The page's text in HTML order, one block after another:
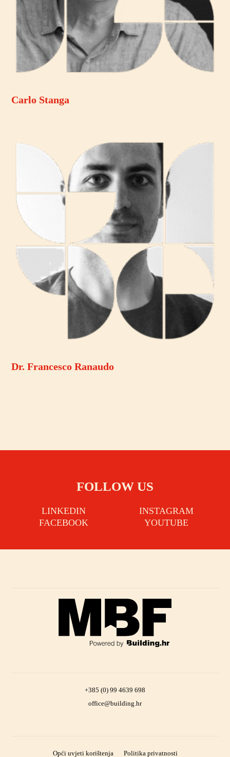
Carlo Stanga
Dr. Francesco Ranaudo
FOLLOW US
LINKEDIN
INSTAGRAM
FACEBOOK
YOUTUBE
+385 (0) 99 4639 698
office@building.hr
Opći uvjeti korištenja Politika privatnosti